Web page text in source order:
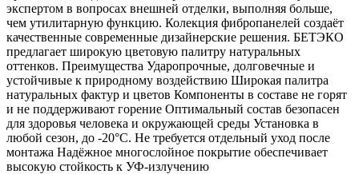
экспертом в вопросах внешней отделки, выполняя больше,
чем утилитарную функцию. Колекция фибропанелей создаёт
качественные современные дизайнерские решения. БЕТЭКО
предлагает широкую цветовую палитру натуральных
оттенков. Преимущества Ударопрочные, долговечные и
устойчивые к природному воздействию Широкая палитра
натуральных фактур и цветов Компоненты в составе не горят
и не поддерживают горение Оптимальный состав безопасен
для здоровья человека и окружающей среды Установка в
любой сезон, до -20°С. Не требуется отдельный уход после
монтажа Надёжное многослойное покрытие обеспечивает
высокую стойкость к УФ-излучению